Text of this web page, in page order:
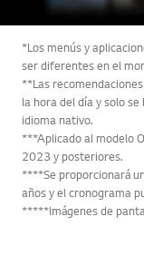
*Los menús y
ser diferentes en el
**Las
la hora del día y solo
idioma nativo.
***Aplicado al modelo
2023 y posteriores.
****Se proporcionará
años y el cronograma
*****Imágenes de